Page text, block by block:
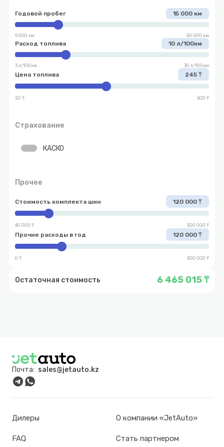
Годовой пробег 15 000 км
5 000 км 50 000 км
Расход топлива 10 л/100км
3 л/100км 30 л/100км
Цена топлива 245 ₸
20 ₸ 500 ₸
Страхование
КАСКО
Прочее
Стоимость комплекта шин 120 000 ₸
40 000 ₸ 500 000 ₸
Прочие расходы в год 120 000 ₸
0 ₸ 500 000 ₸
Остаточная стоимость 6 465 015 ₸
Почта: sales@jetauto.kz
Дилеры О компании «JetAuto»
FAQ Стать партнером